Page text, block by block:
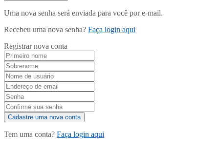
Uma nova senha será enviada para você por e-mail.
Recebeu uma nova senha? Faça login aqui
Registrar nova conta
Tem uma conta? Faça login aqui